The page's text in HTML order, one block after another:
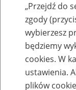
Baza
„Przejdź do
zgody
wybierzesz
będziemy
cookies. W
ustawienia.
plików